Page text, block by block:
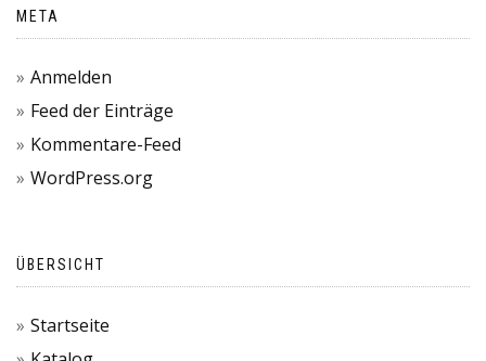
META
Anmelden
Feed der Einträge
Kommentare-Feed
WordPress.org
ÜBERSICHT
Startseite